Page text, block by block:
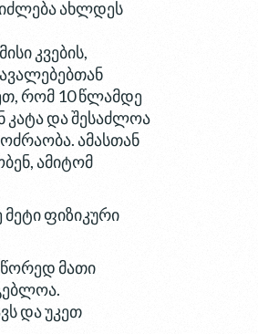
ახლდეს
კვების,
რომ 10 წლამდე
კატა და შესაძლოა
ამასთან
ამიტომ
ფიზიკური
მათი
და უკეთ